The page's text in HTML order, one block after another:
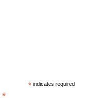
* indicates required